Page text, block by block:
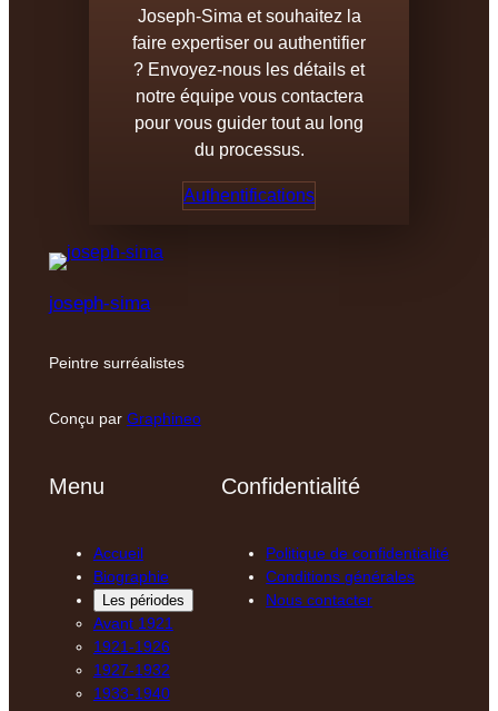
Joseph-Sima et souhaitez la
faire expertiser ou authentifier
? Envoyez-nous les détails et
notre équipe vous contactera
pour vous guider tout au long
du processus.
Authentifications
joseph-sima
Peintre surréalistes
Conçu par Graphineo
Menu
Accueil
Biographie
Les périodes
Avant 1921
1921-1926
1927-1932
1933-1940
Confidentialité
Politique de confidentialité
Conditions générales
Nous contacter